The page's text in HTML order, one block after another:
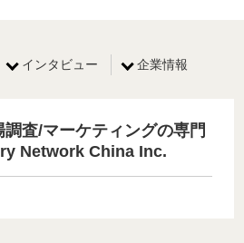
インタビュー 企業情報
調査/マーケティングの専門
Network China Inc.